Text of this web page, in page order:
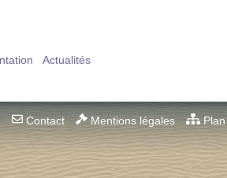
Actualités
Contact Mentions légales Plan